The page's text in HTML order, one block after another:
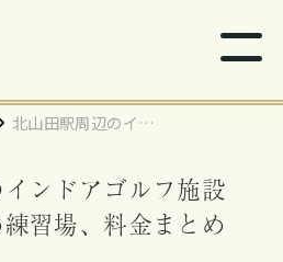
北山田駅周辺のイン
選！おすすめ練習
場、料金まとめ
ンドアゴルフ施設
習場、料金まとめ